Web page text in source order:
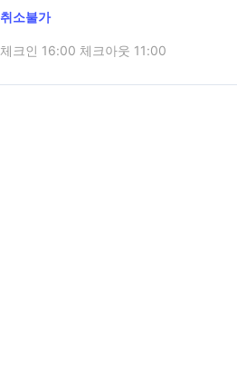
취소불가
체크인 16:00 체크아웃 11:00